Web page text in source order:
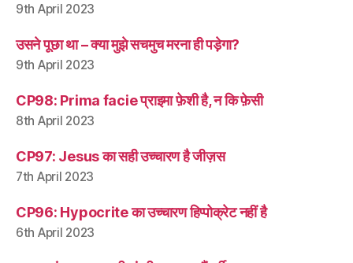
9th April 2023
उसने पूछा था – क्या मुझे सचमुच मरना ही पड़ेगा?
9th April 2023
CP98: Prima facie प्राइमा फ़ेशी है, न कि फ़ेसी
8th April 2023
CP97: Jesus का सही उच्चारण है जीज़स
7th April 2023
CP96: Hypocrite का उच्चारण हिप्पोक्रेट नहीं है
6th April 2023